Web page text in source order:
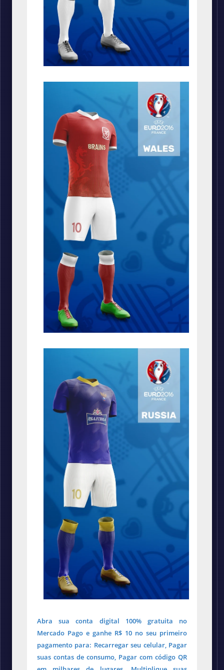
Abra sua conta digital 100% gratuita no
Mercado Pago e ganhe R$ 10 no seu primeiro
pagamento para: Recarregar seu celular, Pagar
suas contas de consumo, Pagar com código QR